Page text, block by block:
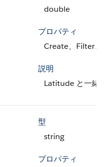
double
プロパティ
Create、Filter
説明
Latitude と一緒
型
string
プロパティ